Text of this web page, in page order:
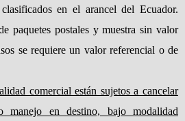
en el arancel del Ecuador.
paquetes postales y muestra sin valor
se requiere un valor referencial o de
comercial están sujetos a cancelar
manejo en destino, bajo modalidad